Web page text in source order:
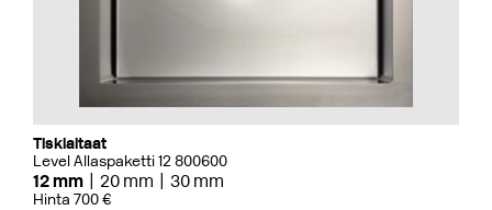
Tiskialtaat
Level Allaspaketti 12 800600
12 mm 20 mm 30 mm
Hinta 700 €